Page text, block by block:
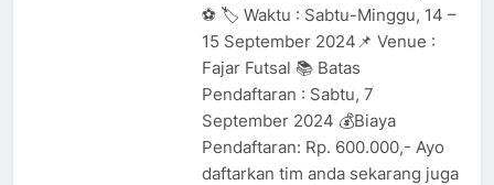
⚽ 🏷️ Waktu : Sabtu-Minggu, 14 –
15 September 2024📌 Venue :
Fajar Futsal 📚 Batas
Pendaftaran : Sabtu, 7
September 2024 💰Biaya
Pendaftaran: Rp. 600.000,- Ayo
daftarkan tim anda sekarang juga